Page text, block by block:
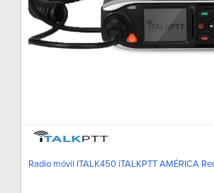
Radio móvil ITALK450 iTALKPTT AMÉRICA